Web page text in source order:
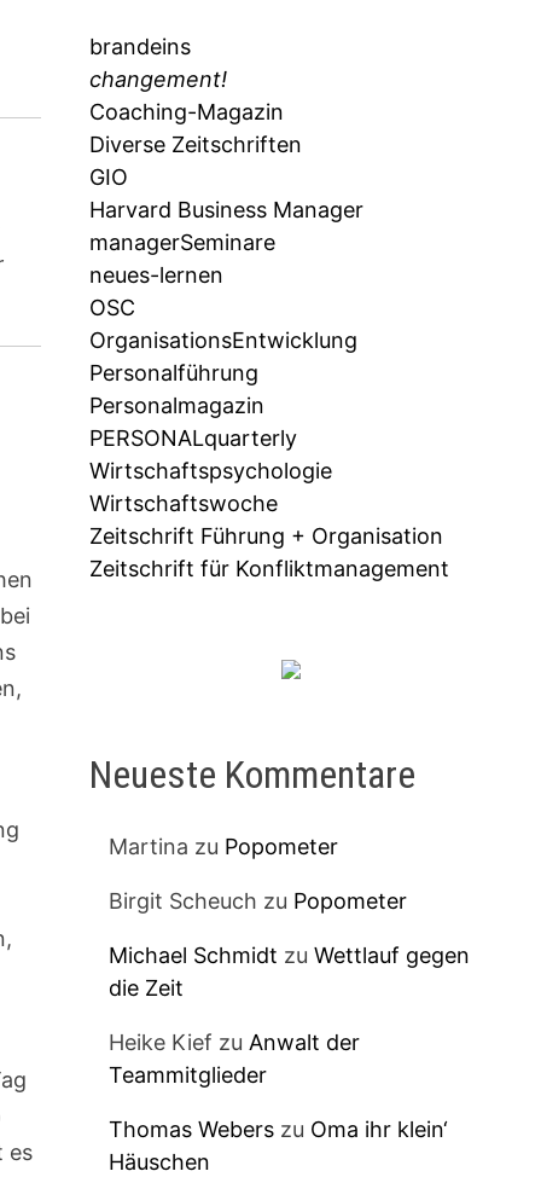
es
brandeins
changement!
Coaching-Magazin
Diverse Zeitschriften
GIO
Harvard Business Manager
managerSeminare
neues-lernen
OSC
OrganisationsEntwicklung
Personalführung
Personalmagazin
PERSONALquarterly
Wirtschaftspsychologie
Wirtschaftswoche
Zeitschrift Führung + Organisation
Zeitschrift für Konfliktmanagement
Neueste Kommentare
Martina zu Popometer
Birgit Scheuch zu Popometer
Michael Schmidt zu Wettlauf gegen
die Zeit
Heike Kief zu Anwalt der
Teammitglieder
Thomas Weberszu Oma ihr klein‘
Häuschen